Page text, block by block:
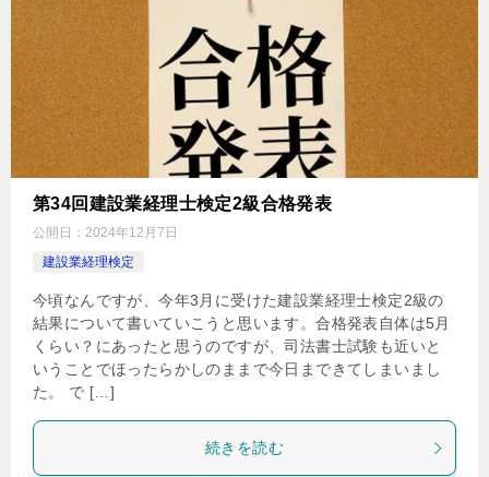
第34回建設業経理士検定2級合格発表
公開日： 2024年12月7日
建設業経理検定
今頃なんですが、今年3月に受けた建設業経理士検定2級の
結果について書いていこうと思います。合格発表自体は5月
くらい？にあったと思うのですが、司法書士試験も近いと
いうことでほったらかしのままで今日まできてしまいまし
た。 で […]
続きを読む